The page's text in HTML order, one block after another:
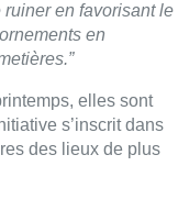
en favorisant le
en
elles sont
s’inscrit dans
des lieux de plus